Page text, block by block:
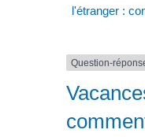
l'étranger :
Question-